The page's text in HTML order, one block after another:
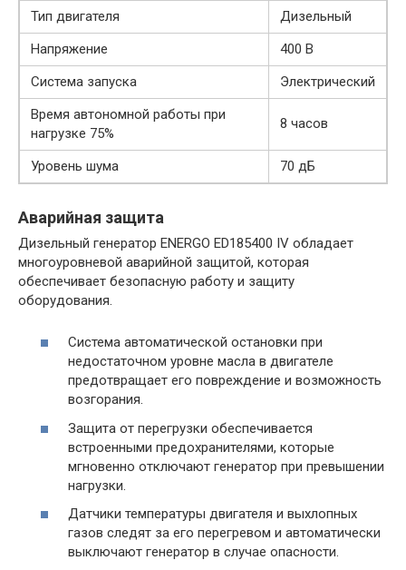
Тип двигателя
Дизельный
Напряжение
400 В
Система запуска
Электрический
Время автономной работы при
нагрузке 75%
8 часов
Уровень шума 70 дБ
Аварийная защита
Дизельный генератор ENERGO ED185400 IV обладает
многоуровневой аварийной защитой, которая
обеспечивает безопасную работу и защиту
оборудования.
Система автоматической остановки при
недостаточном уровне масла в двигателе
предотвращает его повреждение и возможность
возгорания.
Защита от перегрузки обеспечивается
встроенными предохранителями, которые
мгновенно отключают генератор при превышении
нагрузки.
Датчики температуры двигателя и выхлопных
газов следят за его перегревом и автоматически
выключают генератор в случае опасности.